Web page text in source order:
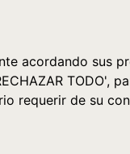
acordando sus
TODO',
requerir de su